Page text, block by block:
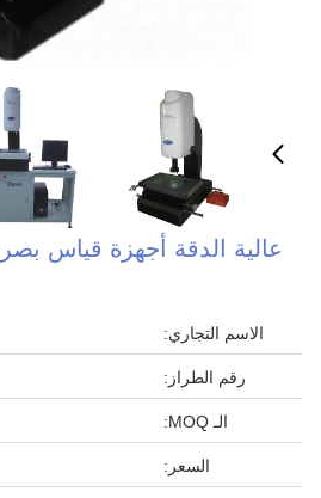
عالية الدقة أجهزة قياس
الاسم التجاري:
رقم الطراز:
الـ MOQ:
السعر: